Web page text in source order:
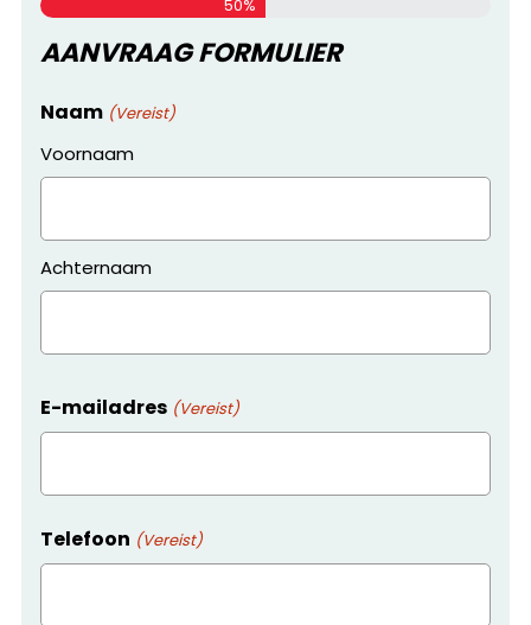
50%
AANVRAAG FORMULIER
Naam (Vereist)
Voornaam
Achternaam
E-mailadres (Vereist)
Telefoon (Vereist)